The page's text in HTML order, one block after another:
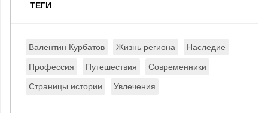
ТЕГИ
Валентин Курбатов Жизнь региона Наследие
Профессия Путешествия Современники
Страницы истории Увлечения